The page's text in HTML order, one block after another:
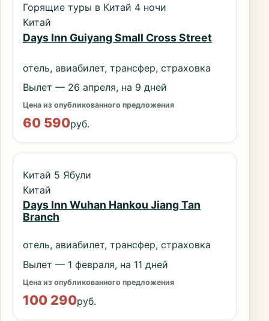
Горящие туры в Китай 4 ночи
Китай
Days Inn Guiyang Small Cross Street
отель, авиабилет, трансфер, страховка
Вылет — 26 апреля, на 9 дней
Цена из опубликованного предложения
60 590руб.
Китай 5 Ябули
Китай
Days Inn Wuhan Hankou Jiang Tan
Branch
отель, авиабилет, трансфер, страховка
Вылет — 1 февраля, на 11 дней
Цена из опубликованного предложения
100 290руб.